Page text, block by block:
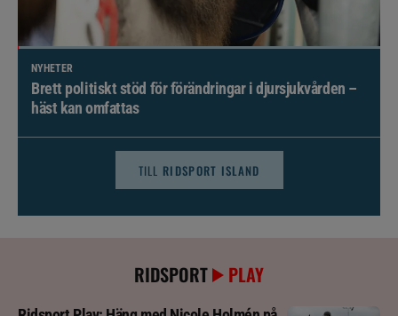
NYHETER
Brett politiskt stöd för förändringar i djursjukvården –
häst kan omfattas
TILL RIDSPORT ISLAND
RIDSPORT PLAY